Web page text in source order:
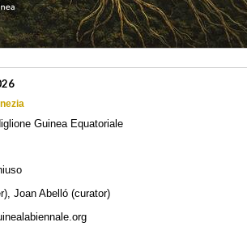
Guinea Equatoriale
Joan Abelló (curator)